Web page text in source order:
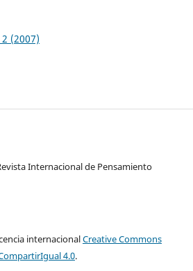
(2007)
Internacional de Pensamiento
internacionalCreative Commons
4.0.